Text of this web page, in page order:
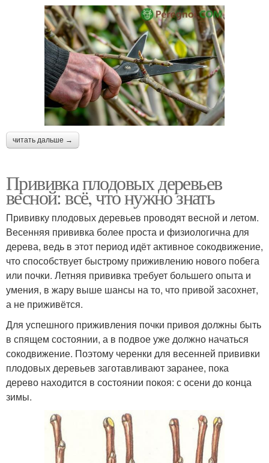
читать дальше →
Прививка плодовых деревьев
весной: всё, что нужно знать
Прививку плодовых деревьев проводят весной и летом.
Весенняя прививка более проста и физиологична для
дерева, ведь в этот период идёт активное сокодвижение,
что способствует быстрому приживлению нового побега
или почки. Летняя прививка требует большего опыта и
умения, в жару выше шансы на то, что привой засохнет,
а не приживётся.
Для успешного приживления почки привоя должны быть
в спящем состоянии, а в подвое уже должно начаться
сокодвижение. Поэтому черенки для весенней прививки
плодовых деревьев заготавливают заранее, пока
дерево находится в состоянии покоя: с осени до конца
зимы.